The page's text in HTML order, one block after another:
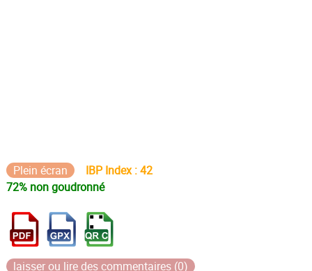
Plein écran
IBP Index : 42
72% non goudronné
laisser ou lire des commentaires (0)